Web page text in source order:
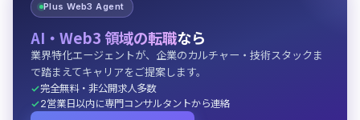
Plus Web3 Agent
AI・Web3 領域の転職なら
業界特化エージェントが、企業のカルチャー・技術スタックま
で踏まえてキャリアをご提案します。
完全無料・非公開求人多数
2営業日以内に専門コンサルタントから連絡